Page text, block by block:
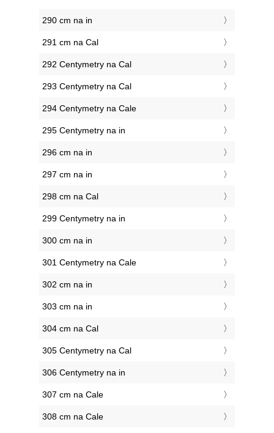
290 cm na in
291 cm na Cal
292 Centymetry na Cal
293 Centymetry na Cal
294 Centymetry na Cale
295 Centymetry na in
296 cm na in
297 cm na in
298 cm na Cal
299 Centymetry na in
300 cm na in
301 Centymetry na Cale
302 cm na in
303 cm na in
304 cm na Cal
305 Centymetry na Cal
306 Centymetry na in
307 cm na Cale
308 cm na Cale